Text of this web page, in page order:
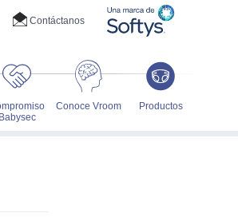
Babysec
Conoce Vroom Productos
Contáctanos